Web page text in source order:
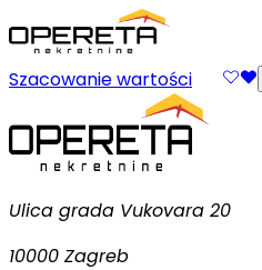
Szacowanie wartości
Ulica grada Vukovara 20
10000 Zagreb